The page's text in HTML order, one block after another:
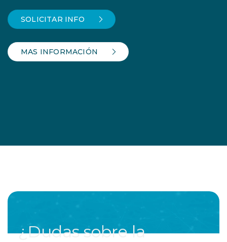
SOLICITAR INFO
MAS INFORMACIÓN
¿Dudas sobre la